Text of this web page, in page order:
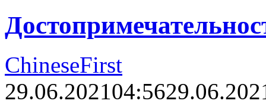
ChineseFirst
29.06.202104:56